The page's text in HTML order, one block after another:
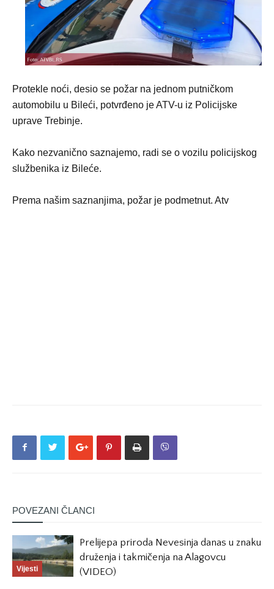
Protekle noći, desio se požar na jednom putničkom
automobilu u Bileći, potvrđeno je ATV-u iz Policijske
uprave Trebinje.
Kako nezvanično saznajemo, radi se o vozilu policijskog
službenika iz Bileće.
Prema našim saznanjima, požar je podmetnut. Atv
POVEZANI ČLANCI
Vijesti
Prelijepa priroda Nevesinja danas u znaku
druženja i takmičenja na Alagovcu
(VIDEO)